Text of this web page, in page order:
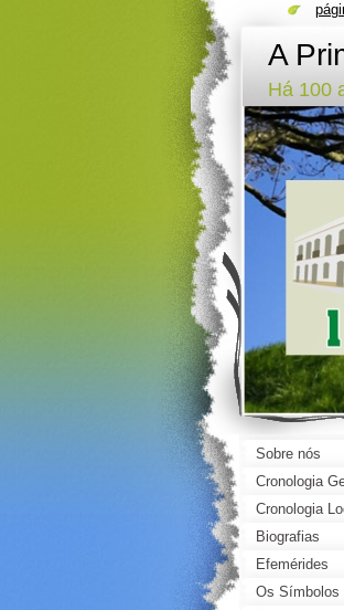
A
Há 100
Sobre nós
Cronologia
Cronologia
Biografias
Efemérides
Os Símbolos